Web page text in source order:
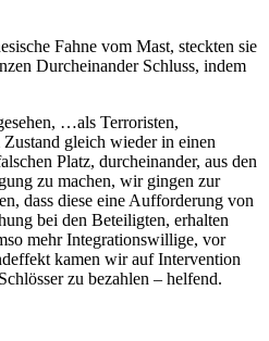
Fahne vom Mast, steckten sie
Durcheinander Schluss, indem
…als Terroristen,
gleich wieder in einen
Platz, durcheinander, aus den
zu machen, wir gingen zur
dass diese eine Aufforderung von
bei den Beteiligten, erhalten
mehr Integrationswillige, vor
kamen wir auf Intervention
zu bezahlen – helfend.